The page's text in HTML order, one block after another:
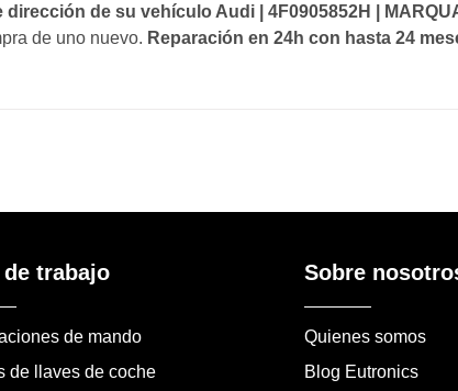
de su vehículo Audi | 4F0905852H |
de uno nuevo. Reparación en 24h con hasta 24
de trabajo
de mando
de llaves de coche
Sobre
Quienes somos
Blog Eutronics